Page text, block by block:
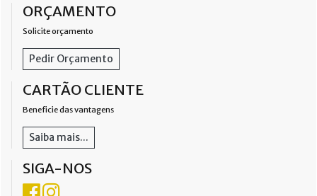
ORÇAMENTO
Solicite orçamento
Pedir Orçamento
CARTÃO CLIENTE
Beneficie das vantagens
Saiba mais...
SIGA-NOS